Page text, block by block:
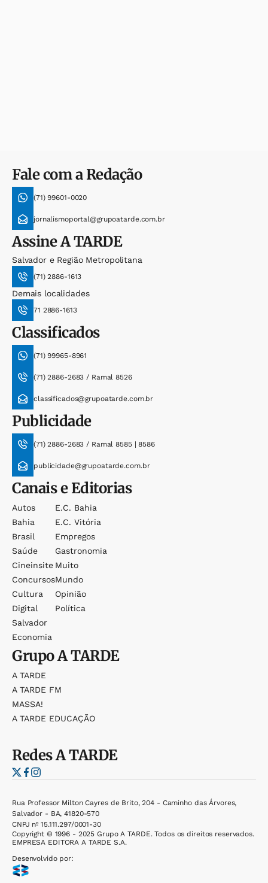
Fale com a Redação
(71) 99601-0020
jornalismoportal@grupoatarde.com.br
AssineA TARDE
Salvador e Região Metropolitana
(71) 2886-1613
Demais localidades
71 2886-1613
Classificados
(71) 99965-8961
(71) 2886-2683 / Ramal 8526
classificados@grupoatarde.com.br
Publicidade
(71) 2886-2683 / Ramal 8585 | 8586
publicidade@grupoatarde.com.br
Canais e Editorias
Autos
Bahia
Brasil
Saúde
Cineinsite
Concursos
Cultura
Digital
Salvador
Economia
E.c. Bahia
E.c. Vitória
Empregos
Gastronomia
Muito
Mundo
Opinião
Política
GrupoA TARDE
A TARDE
A TARDE FM
MASSA!
A TARDE EDUCAÇÃO
RedesA TARDE
Rua Professor Milton Cayres de Brito, 204 - Caminho das Árvores,
Salvador - BA, 41820-570
CNPJ nº 15.111.297/0001-30
Copyright © 1996 - 2025 Grupo A TARDE. Todos os direitos reservados.
EMPRESA EDITORA A TARDE S.A.
Desenvolvido por: